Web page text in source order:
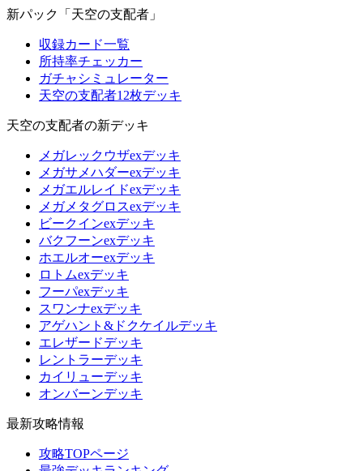
新パック「天空の支配者」
収録カード一覧
所持率チェッカー
ガチャシミュレーター
天空の支配者12枚デッキ
天空の支配者の新デッキ
メガレックウザexデッキ
メガサメハダーexデッキ
メガエルレイドexデッキ
メガメタグロスexデッキ
ビークインexデッキ
バクフーンexデッキ
ホエルオーexデッキ
ロトムexデッキ
フーパexデッキ
スワンナexデッキ
アゲハント&ドクケイルデッキ
エレザードデッキ
レントラーデッキ
カイリューデッキ
オンバーンデッキ
最新攻略情報
攻略TOPページ